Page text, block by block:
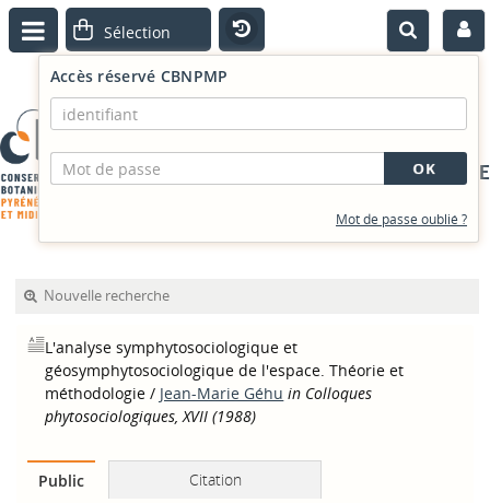
PORTAIL DOCUMENTAIRE
Accès réservé CBNPMP
Mot de passe oublié ?
Nouvelle recherche
L'analyse symphytosociologique et
géosymphytosociologique de l'espace. Théorie et
méthodologie / Jean-Marie Géhu in Colloques
phytosociologiques, XVII (1988)
Public Citation